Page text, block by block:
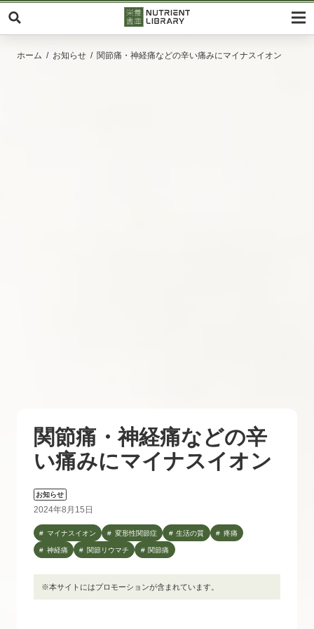
ホーム お知らせ 関節痛・神経痛などの辛い痛みにマイナスイオン
関節痛・神経痛などの辛
い痛みにマイナスイオン
お知らせ
2024年8月15日
マイナスイオン 変形性関節症 生活の質 疼痛
神経痛 関節リウマチ 関節痛
※本サイトにはプロモーションが含まれています。